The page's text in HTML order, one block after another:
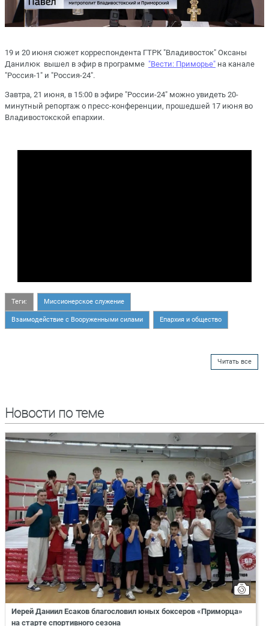
19 и 20 июня сюжет корреспондента ГТРК "Владивосток" Оксаны
Данилюк вышел в эфир в программе "Вести: Приморье" на канале
"Россия-1" и "Россия-24".
Завтра, 21 июня, в 15:00 в эфире "России-24" можно увидеть 20-
минутный репортаж о пресс-конференции, прошедшей 17 июня во
Владивостокской епархии.
Теги: Миссионерское служение
Взаимодействие с Вооруженными силами Епархия и общество
Читать все
Новости по теме
Иерей Даниил Есаков благословил юных боксеров «Приморца»
на старте спортивного сезона